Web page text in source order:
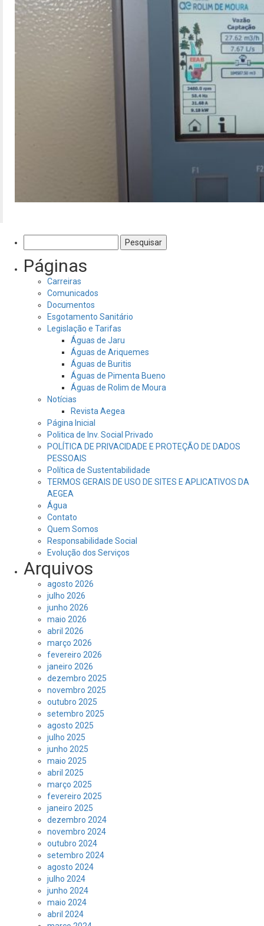
por:
Páginas
Carreiras
Comunicados
Documentos
Esgotamento Sanitário
Legislação e Tarifas
Águas de Jaru
Águas de Ariquemes
Águas de Buritis
Águas de Pimenta Bueno
Águas de Rolim de Moura
Notícias
Revista Aegea
Página Inicial
Politica de Inv. Social Privado
POLÍTICA DE PRIVACIDADE E PROTEÇÃO DE DADOS
PESSOAIS
Política de Sustentabilidade
TERMOS GERAIS DE USO DE SITES E APLICATIVOS DA
AEGEA
Água
Contato
Quem Somos
Responsabilidade Social
Evolução dos Serviços
Arquivos
agosto 2026
julho 2026
junho 2026
maio 2026
abril 2026
março 2026
fevereiro 2026
janeiro 2026
dezembro 2025
novembro 2025
outubro 2025
setembro 2025
agosto 2025
julho 2025
junho 2025
maio 2025
abril 2025
março 2025
fevereiro 2025
janeiro 2025
dezembro 2024
novembro 2024
outubro 2024
setembro 2024
agosto 2024
julho 2024
junho 2024
maio 2024
abril 2024